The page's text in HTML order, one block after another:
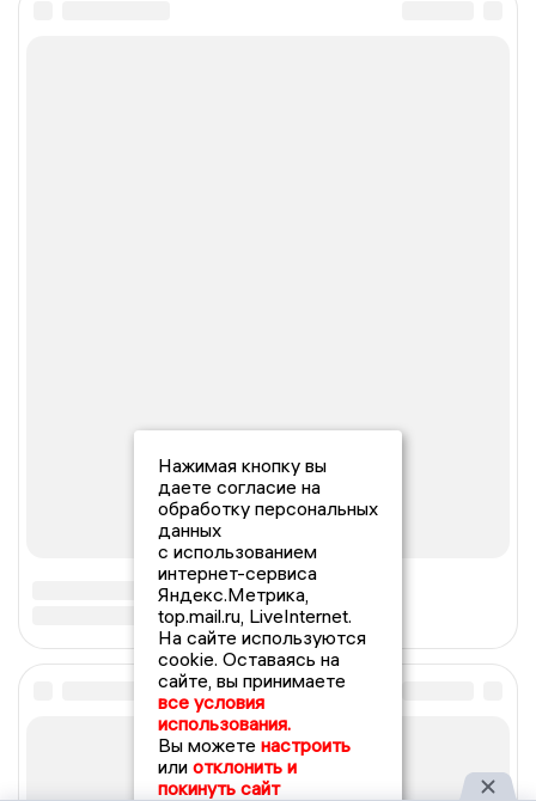
Нажимая кнопку вы
даете согласие на
обработку персональных
данных
с использованием
интернет-сервиса
Яндекс.Метрика,
top.mail.ru, LiveInternet.
На сайте используются
cookie. Оставаясь на
сайте, вы принимаете
все условия
использования.
Вы можете настроить
или отклонить и
покинуть сайт